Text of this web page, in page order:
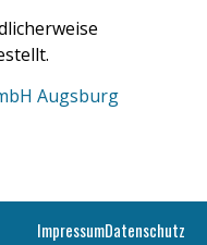
Augsburg
Datenschutz
Impressum